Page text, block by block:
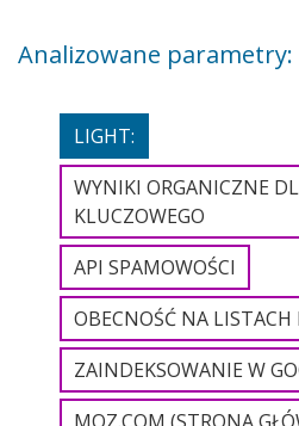
Analizowane parametry:
LIGHT:
WYNIKI ORGANICZNE
KLUCZOWEGO
API SPAMOWOŚCI
OBECNOŚĆ NA
ZAINDEKSOWANIE W